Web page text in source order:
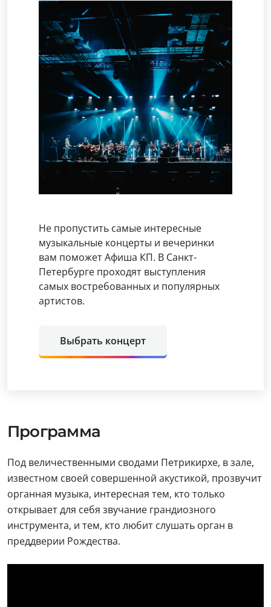
Не пропустить самые интересные
музыкальные концерты и вечеринки
вам поможет Афиша КП. В Санкт-
Петербурге проходят выступления
самых востребованных и популярных
артистов.
Выбрать концерт
Программа
Под величественными сводами Петрикирхе, в зале,
известном своей совершенной акустикой, прозвучит
органная музыка, интересная тем, кто только
открывает для себя звучание грандиозного
инструмента, и тем, кто любит слушать орган в
преддверии Рождества.